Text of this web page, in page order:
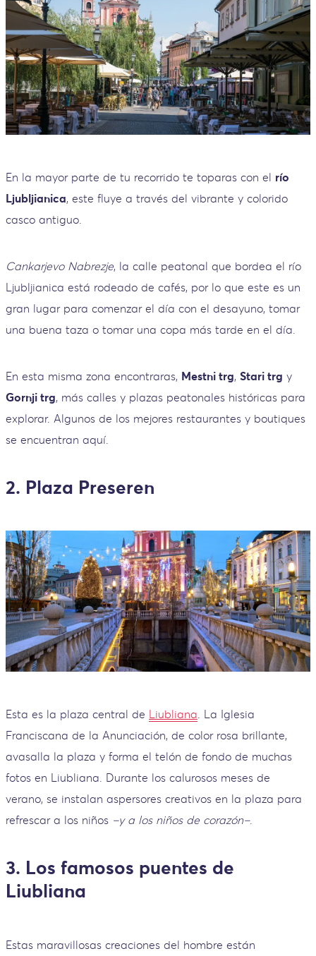
En la mayor parte de tu recorrido te toparas con el río
Ljubljianica, este fluye a través del vibrante y colorido
casco antiguo.
Cankarjevo Nabrezje, la calle peatonal que bordea el río
Ljubljianica está rodeado de cafés, por lo que este es un
gran lugar para comenzar el día con el desayuno, tomar
una buena taza o tomar una copa más tarde en el día.
En esta misma zona encontraras, Mestni trg, Stari trg y
Gornji trg, más calles y plazas peatonales históricas para
explorar. Algunos de los mejores restaurantes y boutiques
se encuentran aquí.
2. Plaza Preseren
Esta es la plaza central de Liubliana. La Iglesia
Franciscana de la Anunciación, de color rosa brillante,
avasalla la plaza y forma el telón de fondo de muchas
fotos en Liubliana. Durante los calurosos meses de
verano, se instalan aspersores creativos en la plaza para
refrescar a los niños –y a los niños de corazón–.
3. Los famosos puentes de
Liubliana
Estas maravillosas creaciones del hombre están